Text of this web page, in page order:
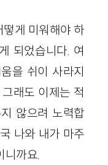
게 미워해야 하
되었습니다. 여
을 쉬이 사라지
래도 이제는 적
않으려 노력합
나와 내가 마주
니까요.